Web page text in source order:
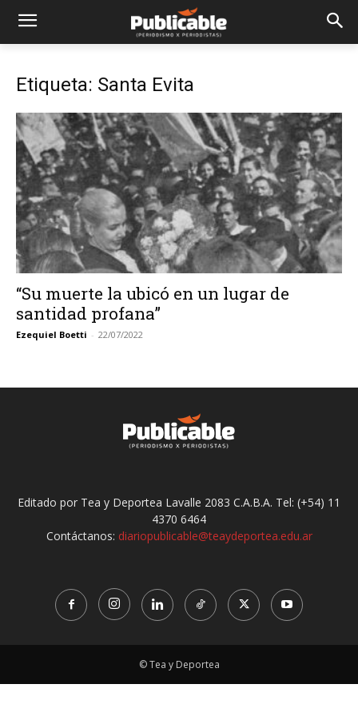
Etiqueta: Santa Evita
“Su muerte la ubicó en un lugar de
santidad profana”
Ezequiel Boetti - 22/07/2022
Editado por Tea y Deportea Lavalle 2083 C.A.B.A. Tel: (+54) 11
4370 6464
Contáctanos: diariopublicable@teaydeportea.edu.ar
© Tea y Deportea